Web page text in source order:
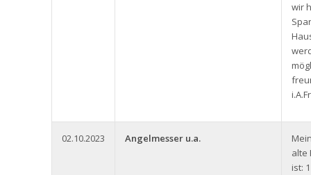
wir
02.10.2023 Angelmesser u.a.
alte
ist: